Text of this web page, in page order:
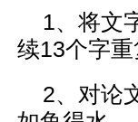
1、将文
续13个字
2、对论